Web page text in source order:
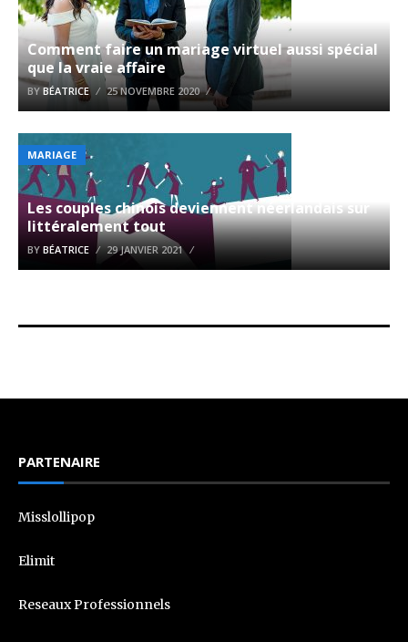
Comment faire un mariage virtuel aussi spécial
que la vraie affaire
BY BÉATRICE 25 NOVEMBRE 2020
MARIAGE
Les couples chinois deviennent néerlandais sur
littéralement tout
BY BÉATRICE 29 JANVIER 2021
PARTENAIRE
Misslollipop
Elimit
Reseaux Professionnels